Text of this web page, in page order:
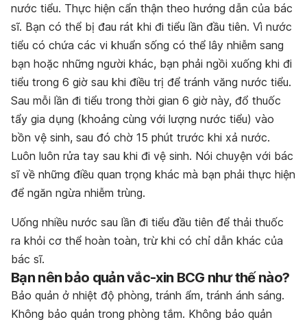
nước tiểu. Thực hiện cẩn thận theo hướng dẫn của bác
sĩ. Bạn có thể bị đau rát khi đi tiểu lần đầu tiên. Vì nước
tiểu có chứa các vi khuẩn sống có thể lây nhiễm sang
bạn hoặc những người khác, bạn phải ngồi xuống khi đi
tiểu trong 6 giờ sau khi điều trị để tránh văng nước tiểu.
Sau mỗi lần đi tiểu trong thời gian 6 giờ này, đổ thuốc
tẩy gia dụng (khoảng cùng với lượng nước tiểu) vào
bồn vệ sinh, sau đó chờ 15 phút trước khi xả nước.
Luôn luôn rửa tay sau khi đi vệ sinh. Nói chuyện với bác
sĩ về những điều quan trọng khác mà bạn phải thực hiện
để ngăn ngừa nhiễm trùng.
Uống nhiều nước sau lần đi tiểu đầu tiên để thải thuốc
ra khỏi cơ thể hoàn toàn, trừ khi có chỉ dẫn khác của
bác sĩ.
Bạn nên bảo quản vắc-xin BCG như thế nào?
Bảo quản ở nhiệt độ phòng, tránh ẩm, tránh ánh sáng.
Không bảo quản trong phòng tắm. Không bảo quản